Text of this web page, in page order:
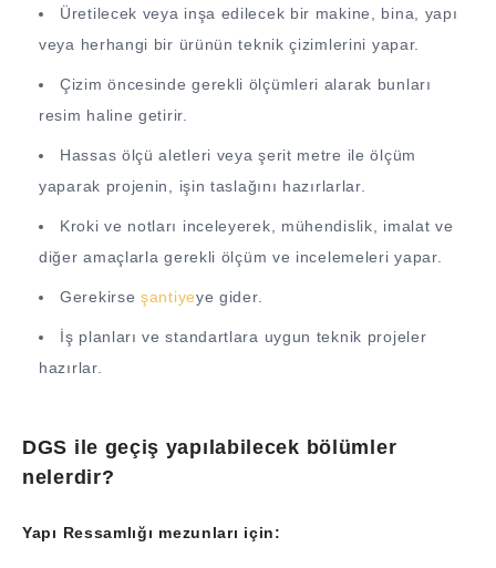
Üretilecek veya inşa edilecek bir makine, bina, yapı
veya herhangi bir ürünün teknik çizimlerini yapar.
Çizim öncesinde gerekli ölçümleri alarak bunları
resim haline getirir.
Hassas ölçü aletleri veya şerit metre ile ölçüm
yaparak projenin, işin taslağını hazırlarlar.
Kroki ve notları inceleyerek, mühendislik, imalat ve
diğer amaçlarla gerekli ölçüm ve incelemeleri yapar.
Gerekirse şantiyeye gider.
İş planları ve standartlara uygun teknik projeler
hazırlar.
DGS ile geçiş yapılabilecek bölümler
nelerdir?
Yapı Ressamlığı mezunları için: